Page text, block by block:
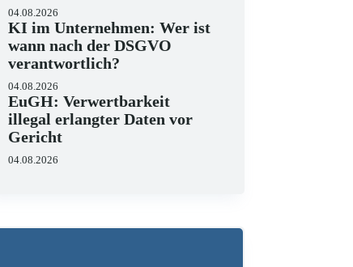
04.08.2026
KI im Unternehmen: Wer ist
wann nach der DSGVO
verantwortlich?
04.08.2026
EuGH: Verwertbarkeit
illegal erlangter Daten vor
Gericht
04.08.2026